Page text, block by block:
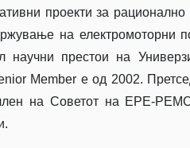
проекти за рационално
на електромоторни
престои на
Member е од 2002.
на Советот на ЕРЕ-